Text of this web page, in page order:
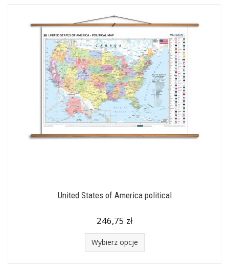
United States of America political
246,75 zł
Wybierz opcje